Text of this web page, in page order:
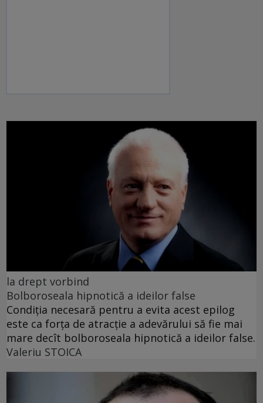
la drept vorbind
Bolboroseala hipnotică a ideilor false
Condiția necesară pentru a evita acest epilog
este ca forța de atracție a adevărului să fie mai
mare decît bolboroseala hipnotică a ideilor false.
Valeriu STOICA